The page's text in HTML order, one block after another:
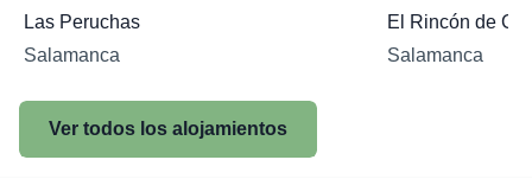
Las Peruchas
Salamanca
El Rincón de
Salamanca
Ver todos los alojamientos